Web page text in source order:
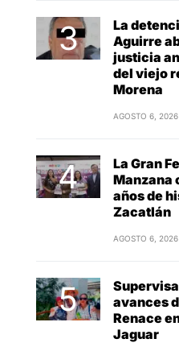
La
Aguirre
justicia
del viejo
Morena
AGOSTO 6, 2026
La Gran
Manzana
años de
Zacatlán
AGOSTO 6, 2026
avances
Renace
Jaguar